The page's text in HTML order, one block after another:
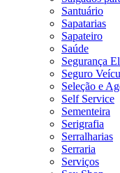
Santuário
Sapatarias
Sapateiro
Saúde
Segurança
Seguro
Seleção e
Self Service
Sementeira
Serigrafia
Serralharias
Serraria
Serviços